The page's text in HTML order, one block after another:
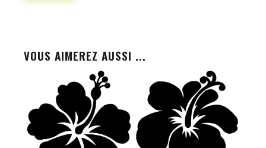
VOUS AIMEREZ AUSSI ...